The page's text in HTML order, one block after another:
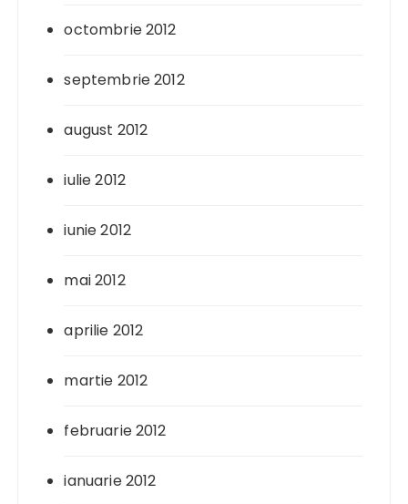
octombrie 2012
septembrie 2012
august 2012
iulie 2012
iunie 2012
mai 2012
aprilie 2012
martie 2012
februarie 2012
ianuarie 2012